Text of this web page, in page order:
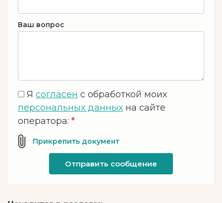
Ваш вопрос
Я согласен с обработкой моих
персональных данных на сайте
оператора: *
Отправить сообщение